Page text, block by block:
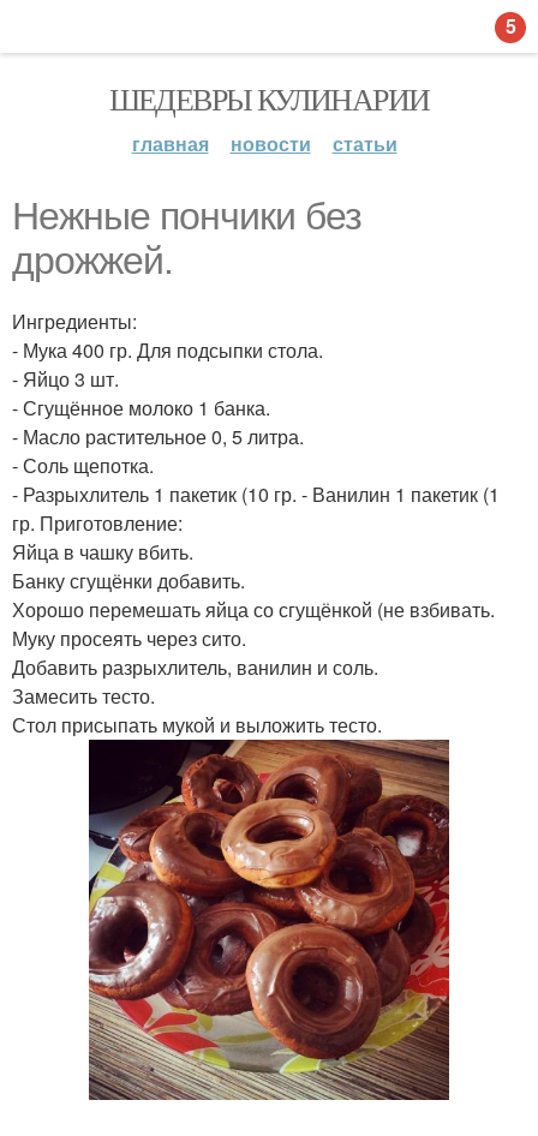
ШЕДЕВРЫ КУЛИНАРИИ
главная новости статьи
Нежные пончики без
дрожжей.
Ингредиенты:
- Мука 400 гр. Для подсыпки стола.
- Яйцо 3 шт.
- Сгущённое молоко 1 банка.
- Масло растительное 0, 5 литра.
- Соль щепотка.
- Разрыхлитель 1 пакетик (10 гр. - Ванилин 1 пакетик (1
гр. Приготовление:
Яйца в чашку вбить.
Банку сгущёнки добавить.
Хорошо перемешать яйца со сгущёнкой (не взбивать.
Муку просеять через сито.
Добавить разрыхлитель, ванилин и соль.
Замесить тесто.
Стол присыпать мукой и выложить тесто.
5